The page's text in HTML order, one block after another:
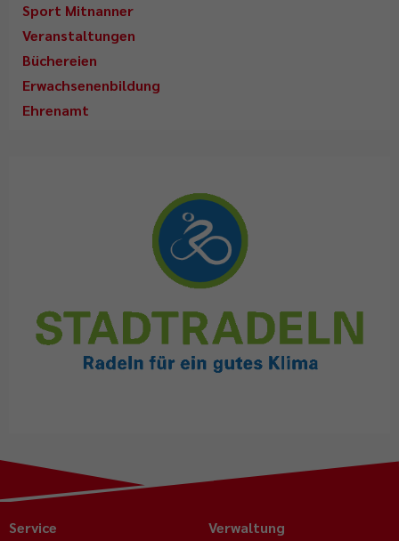
Sport Mitnanner
Veranstaltungen
Büchereien
Erwachsenenbildung
Ehrenamt
Service Verwaltung